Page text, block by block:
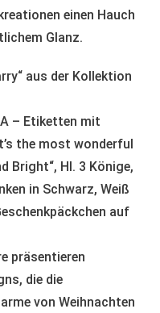
einen Hauch
Glanz.
aus der Kollektion
– Etiketten mit
the most wonderful
Bright“, Hl. 3 Könige,
in Schwarz, Weiß
auf
präsentieren
die die
von Weihnachten